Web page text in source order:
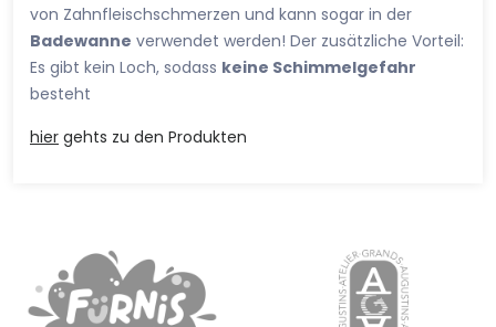
von Zahnfleischschmerzen und kann sogar in der
Badewanne verwendet werden! Der zusätzliche Vorteil:
Es gibt kein Loch, sodass keine Schimmelgefahr
besteht
hier gehts zu den Produkten